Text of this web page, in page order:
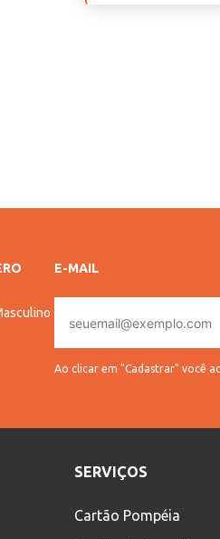
E-MAIL
mail
Ao clicar em "Cadastrar" você
SERVIÇOS
Cartão Pompéia